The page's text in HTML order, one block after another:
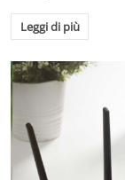
Leggi di più